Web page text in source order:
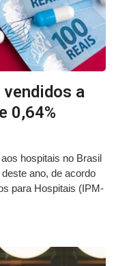
a
0,64%
hospitais no Brasil
ano, de acordo
para Hospitais (IPM-